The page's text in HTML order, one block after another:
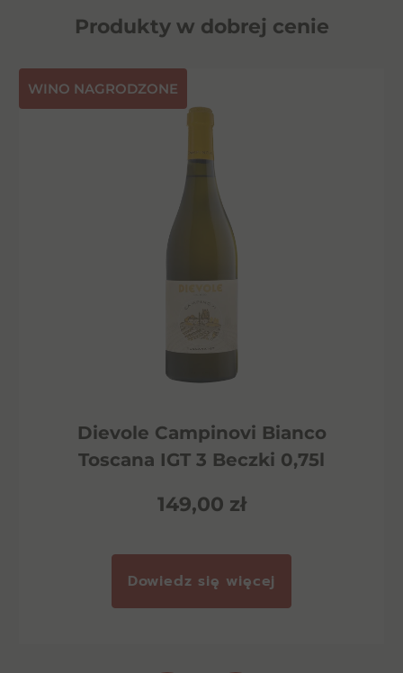
Produkty w dobrej cenie
⁠WINO NAGRODZONE
Dievole Campinovi Bianco
Toscana IGT 3 Beczki 0,75l
149,00 zł
Dowiedz się więcej